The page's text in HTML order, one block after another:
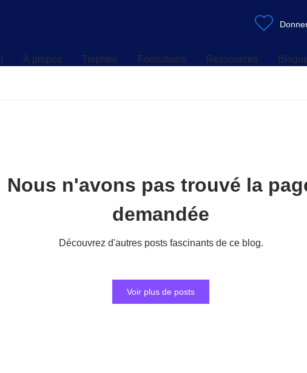
À propos Trophée Formations Ressources
Nous n'avons pas trouvé la
demandée
Découvrez d'autres posts fascinants de ce blog.
Voir plus de posts
Ressources Blogue